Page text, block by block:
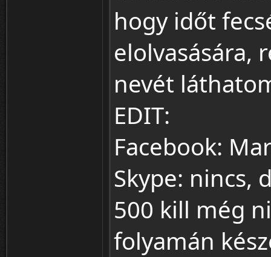
hogy időt
elolvasására,
nevét
EDIT:
Facebook:
Skype: nincs,
500 kill még
folyamán